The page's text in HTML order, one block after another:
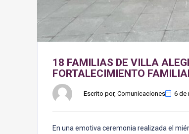
18 FAMILIAS DE VILLA
FORTALECIMIENTO
Escrito por, Comunicaciones 6 de
En una emotiva ceremonia realizada el